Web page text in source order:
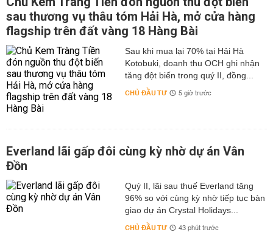
sau thương vụ thâu tóm Hải Hà, mở cửa hàng
flagship trên đất vàng 18 Hàng Bài
Sau khi mua lại 70% tại Hải Hà
Kotobuki, doanh thu OCH ghi nhận
tăng đột biến trong quý II, đồng...
CHỦ ĐẦU TƯ 5 giờ trước
Everland lãi gấp đôi cùng kỳ nhờ dự án Vân
Đồn
Quý II, lãi sau thuế Everland tăng
96% so với cùng kỳ nhờ tiếp tục bàn
giao dự án Crystal Holidays...
CHỦ ĐẦU TƯ 43 phút trước